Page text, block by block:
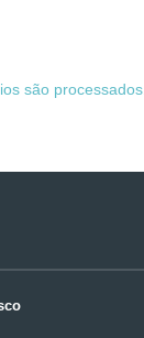
são processados